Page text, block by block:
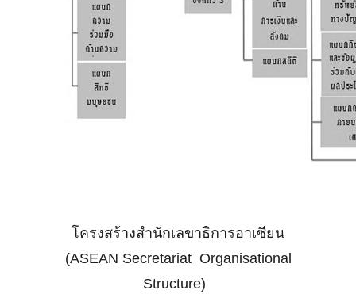
โครงสร้างสำนักเลขาธิการอาเซียน
(ASEAN Secretariat Organisational
Structure)